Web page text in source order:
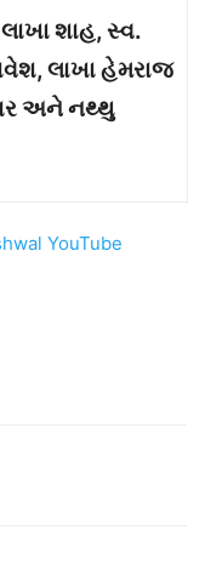
શાહ, સ્વ.
લાખા હેમરાજ
અને નથ્થુ
YouTube